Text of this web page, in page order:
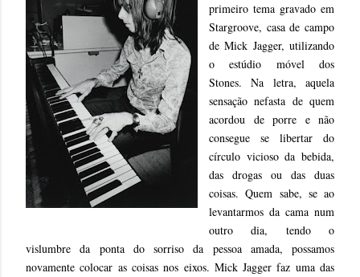
primeiro tema gravado em
Stargroove, casa de campo
de Mick Jagger, utilizando
o estúdio móvel dos
Stones. Na letra, aquela
sensação nefasta de quem
acordou de porre e não
consegue se libertar do
círculo vicioso da bebida,
das drogas ou das duas
coisas. Quem sabe, se ao
levantarmos da cama num
outro dia, tendo o
vislumbre da ponta do sorriso da pessoa amada, possamos
novamente colocar as coisas nos eixos. Mick Jagger faz uma das